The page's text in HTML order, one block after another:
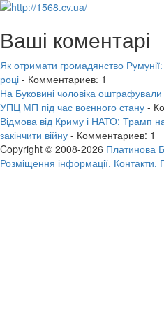
Ваші коментарі
Як отримати громадянство
році - Комментариев: 1
На Буковині чоловіка оштрафували
УПЦ МП під час воєнного стану -
Відмова від Криму і НАТО: Трамп
закінчити війну - Комментариев: 1
Copyright © 2008-2026 Платинова
Розміщення інформації. Контакти.